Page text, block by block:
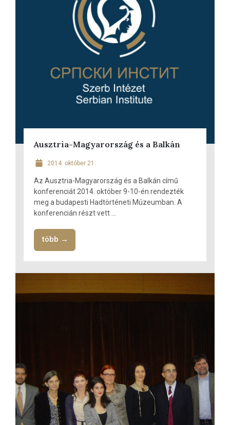
Ausztria-Magyarország és a Balkán
2014. október 21.
Az Ausztria-Magyarország és a Balkán című
konferenciát 2014. október 9-10-én rendezték
meg a budapesti Hadtörténeti Múzeumban. A
konferencián részt vett ...
több →